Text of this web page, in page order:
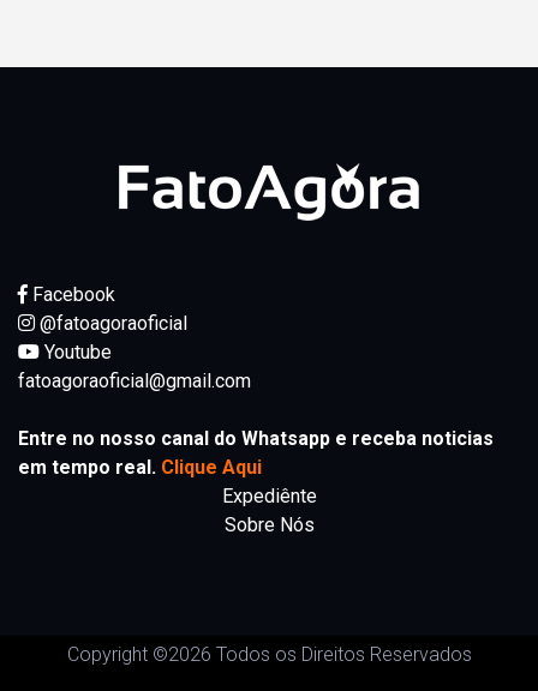
Facebook
@fatoagoraoficial
Youtube
fatoagoraoficial@gmail.com
Entre no nosso canal do Whatsapp e receba noticias
em tempo real. Clique Aqui
Expediênte
Sobre Nós
Copyright ©2026 Todos os Direitos Reservados